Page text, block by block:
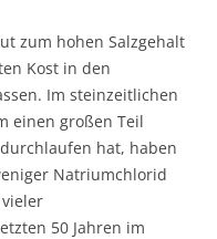
zum hohen Salzgehalt
Kost in den
Im steinzeitlichen
einen großen Teil
hat, haben
Natriumchlorid
50 Jahren im